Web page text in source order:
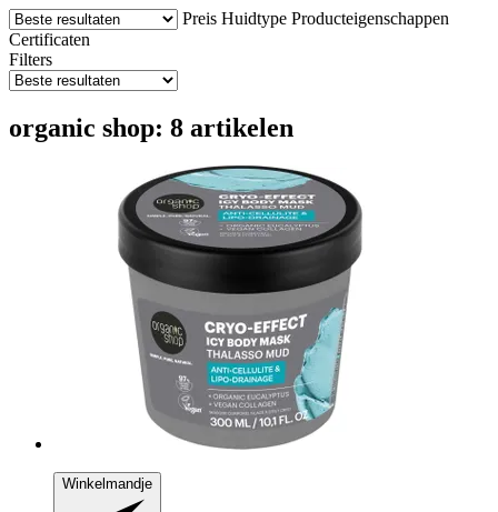
Preis Huidtype Producteigenschappen
Certificaten
Filters
organic shop: 8 artikelen
Winkelmandje